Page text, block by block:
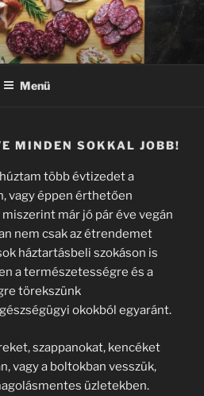
Menü
MINDEN SOKKAL JOBB!
több évtizedet a
vagy éppen érthetően
már jó pár éve vegán
nem csak az étrendemet
háztartásbeli szokáson is
a természetességre és a
törekszünk
okokból egyaránt.
szappanokat, kencéket
vagy a boltokban vesszük,
üzletekben.